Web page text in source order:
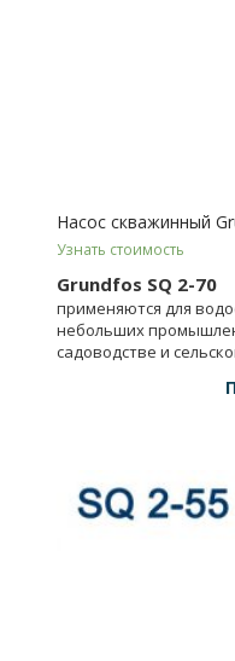
Насос скважинный
Узнать стоимость
Grundfos SQ 2-70
применяются для
небольших
садоводстве и